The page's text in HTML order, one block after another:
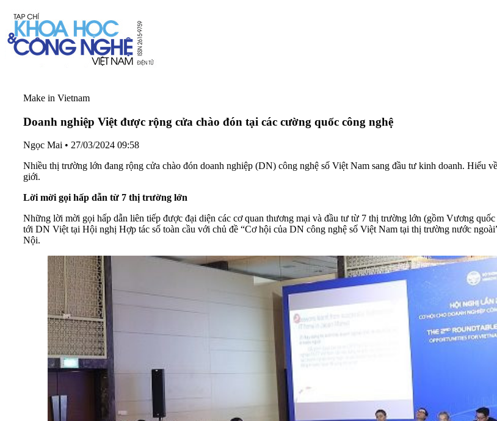
Make in Vietnam
Doanh nghiệp Việt được rộng cửa chào đón tại các cường quốc công nghệ
Ngọc Mai • 27/03/2024 09:58
Nhiều thị trường lớn đang rộng cửa chào đón doanh nghiệp (DN) công nghệ số Việt Nam sang đầu tư kinh doanh. Hiểu
giới.
Lời mời gọi hấp dẫn từ 7 thị trường lớn
Những lời mời gọi hấp dẫn liên tiếp được đại diện các cơ quan thương mại và đầu tư từ 7 thị trường lớn (gồm Vương
tới DN Việt tại Hội nghị Hợp tác số toàn cầu với chủ đề “Cơ hội của DN công nghệ số Việt Nam tại thị trường nước
Nội.